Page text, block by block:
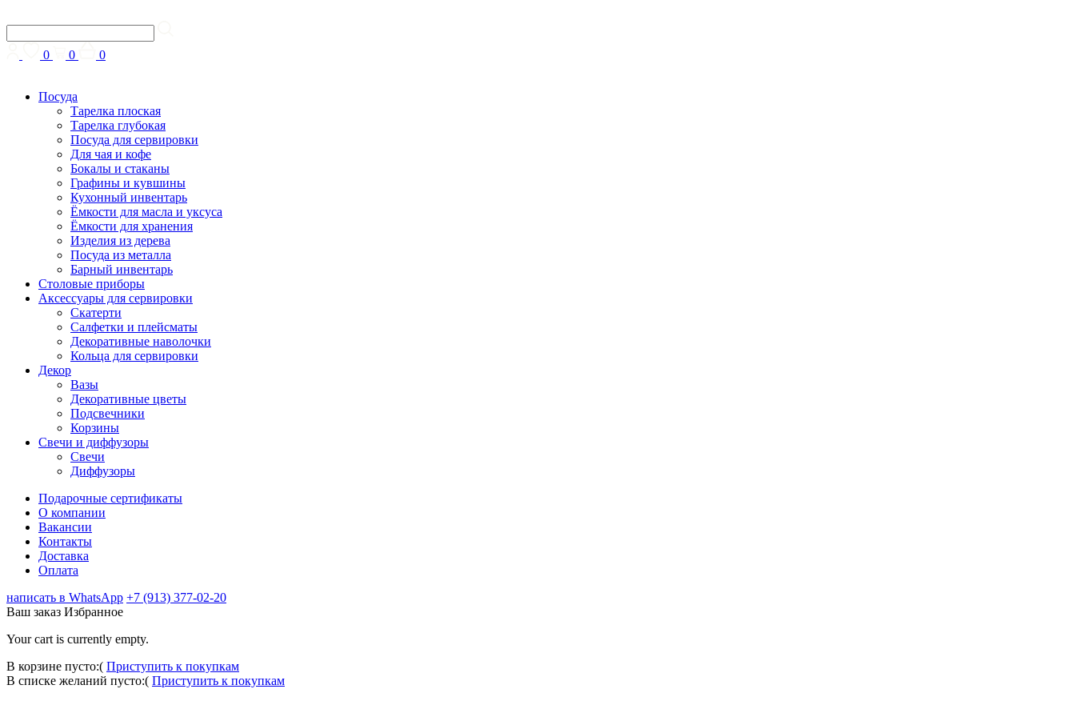
0 0 0
Посуда
Тарелка плоская
Тарелка глубокая
Посуда для сервировки
Для чая и кофе
Бокалы и стаканы
Графины и кувшины
Кухонный инвентарь
Ёмкости для масла и уксуса
Ёмкости для хранения
Изделия из дерева
Посуда из металла
Барный инвентарь
Столовые приборы
Аксессуары для сервировки
Скатерти
Cалфетки и плейсматы
Декоративные наволочки
Кольца для сервировки
Декор
Вазы
Декоративные цветы
Подсвечники
Корзины
Свечи и диффузоры
Свечи
Диффузоры
Подарочные сертификаты
О компании
Вакансии
Контакты
Доставка
Оплата
написать в WhatsApp +7 (913) 377-02-20
Ваш заказ Избранное
Your cart is currently empty.
В корзине пусто:( Приступить к покупкам
В списке желаний пусто:( Приступить к покупкам